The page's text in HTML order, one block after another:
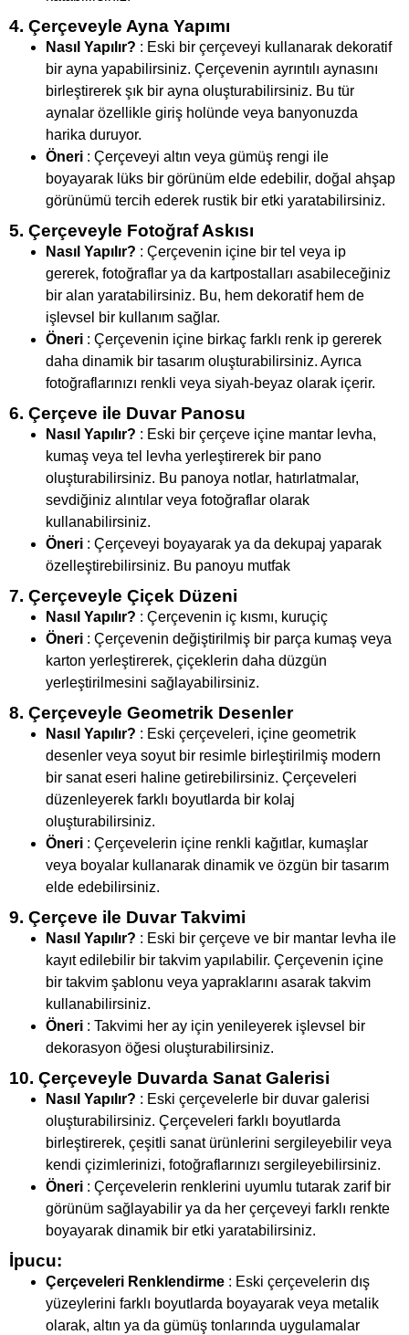
4. Çerçeveyle Ayna Yapımı
Nasıl Yapılır? : Eski bir çerçeveyi kullanarak dekoratif
bir ayna yapabilirsiniz. Çerçevenin ayrıntılı aynasını
birleştirerek şık bir ayna oluşturabilirsiniz. Bu tür
aynalar özellikle giriş holünde veya banyonuzda
harika duruyor.
Öneri : Çerçeveyi altın veya gümüş rengi ile
boyayarak lüks bir görünüm elde edebilir, doğal ahşap
görünümü tercih ederek rustik bir etki yaratabilirsiniz.
5. Çerçeveyle Fotoğraf Askısı
Nasıl Yapılır? : Çerçevenin içine bir tel veya ip
gererek, fotoğraflar ya da kartpostalları asabileceğiniz
bir alan yaratabilirsiniz. Bu, hem dekoratif hem de
işlevsel bir kullanım sağlar.
Öneri : Çerçevenin içine birkaç farklı renk ip gererek
daha dinamik bir tasarım oluşturabilirsiniz. Ayrıca
fotoğraflarınızı renkli veya siyah-beyaz olarak içerir.
6. Çerçeve ile Duvar Panosu
Nasıl Yapılır? : Eski bir çerçeve içine mantar levha,
kumaş veya tel levha yerleştirerek bir pano
oluşturabilirsiniz. Bu panoya notlar, hatırlatmalar,
sevdiğiniz alıntılar veya fotoğraflar olarak
kullanabilirsiniz.
Öneri : Çerçeveyi boyayarak ya da dekupaj yaparak
özelleştirebilirsiniz. Bu panoyu mutfak
7. Çerçeveyle Çiçek Düzeni
Nasıl Yapılır? : Çerçevenin iç kısmı, kuruçiç
Öneri : Çerçevenin değiştirilmiş bir parça kumaş veya
karton yerleştirerek, çiçeklerin daha düzgün
yerleştirilmesini sağlayabilirsiniz.
8. Çerçeveyle Geometrik Desenler
Nasıl Yapılır? : Eski çerçeveleri, içine geometrik
desenler veya soyut bir resimle birleştirilmiş modern
bir sanat eseri haline getirebilirsiniz. Çerçeveleri
düzenleyerek farklı boyutlarda bir kolaj
oluşturabilirsiniz.
Öneri : Çerçevelerin içine renkli kağıtlar, kumaşlar
veya boyalar kullanarak dinamik ve özgün bir tasarım
elde edebilirsiniz.
9. Çerçeve ile Duvar Takvimi
Nasıl Yapılır? : Eski bir çerçeve ve bir mantar levha ile
kayıt edilebilir bir takvim yapılabilir. Çerçevenin içine
bir takvim şablonu veya yapraklarını asarak takvim
kullanabilirsiniz.
Öneri : Takvimi her ay için yenileyerek işlevsel bir
dekorasyon öğesi oluşturabilirsiniz.
10. Çerçeveyle Duvarda Sanat Galerisi
Nasıl Yapılır? : Eski çerçevelerle bir duvar galerisi
oluşturabilirsiniz. Çerçeveleri farklı boyutlarda
birleştirerek, çeşitli sanat ürünlerini sergileyebilir veya
kendi çizimlerinizi, fotoğraflarınızı sergileyebilirsiniz.
Öneri : Çerçevelerin renklerini uyumlu tutarak zarif bir
görünüm sağlayabilir ya da her çerçeveyi farklı renkte
boyayarak dinamik bir etki yaratabilirsiniz.
İpucu:
Çerçeveleri Renklendirme : Eski çerçevelerin dış
yüzeylerini farklı boyutlarda boyayarak veya metalik
olarak, altın ya da gümüş tonlarında uygulamalar